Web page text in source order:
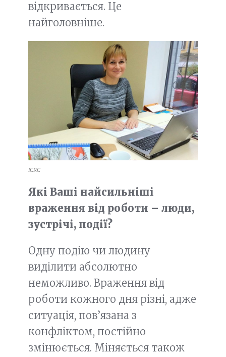
відкривається. Це
найголовніше.
ICRC
Які Ваші найсильніші
враження від роботи – люди,
зустрічі, події?
Одну подію чи людину
виділити абсолютно
неможливо. Враження від
роботи кожного дня різні, адже
ситуація, пов’язана з
конфліктом, постійно
змінюється. Міняється також